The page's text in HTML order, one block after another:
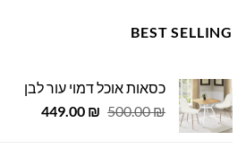
BEST SELLING
כסאות אוכל דמוי עור לבן
500.00₪
המחיר
449.00 ₪
המחיר